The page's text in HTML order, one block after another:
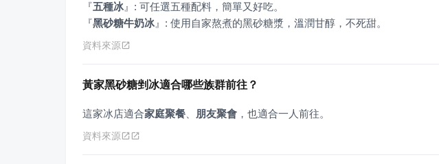
『五種冰 』
『黑砂糖牛奶冰 』 : 使用自家熬煮的黑砂糖漿，溫潤甘醇，不死甜。
資料來源
黃家黑砂糖剉冰適合哪些族群前往？
這家冰店適合家庭聚餐 朋友聚會 ，也適合一人前往。
資料來源